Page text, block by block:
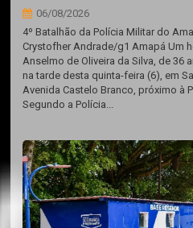
06/08/2026
4º Batalhão da Polícia Militar do
Crystofher Andrade/g1 Amapá Um
Anselmo de Oliveira da Silva, de 36
na tarde desta quinta-feira (6), em
Avenida Castelo Branco, próximo à
Segundo a Polícia...